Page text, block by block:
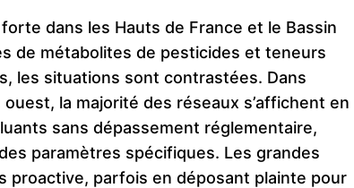
dans les Hauts de France et le Bassin
de métabolites de pesticides et teneurs
les situations sont contrastées. Dans
la majorité des réseaux s’affichent en
sans dépassement réglementaire,
paramètres spécifiques. Les grandes
proactive, parfois en déposant plainte pour